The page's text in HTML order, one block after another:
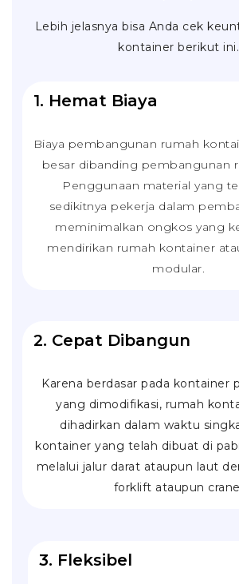
Lebih jelasnya bisa Anda cek
kontainer berikut ini.
1. Hemat Biaya
Biaya pembangunan rumah
besar dibanding pembangunan
Penggunaan material yang
sedikitnya pekerja dalam
meminimalkan ongkos yang
mendirikan rumah kontainer
modular.
2. Cepat Dibangun
Karena berdasar pada kontainer
yang dimodifikasi, rumah
dihadirkan dalam waktu
kontainer yang telah dibuat di
melalui jalur darat ataupun laut
forklift ataupun crane
3. Fleksibel